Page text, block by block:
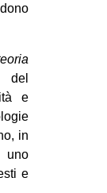
del
e
in
e